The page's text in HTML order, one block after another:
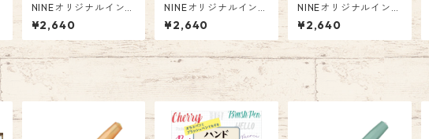
NINEオリジナルイン
ク 品番:NI-035 今
宵、月が見えずとも F
ountain Pen Ink 26
40円（税込）
¥2,640
NINEオリジナルイン
ク 品番:NI-039 青
と夏 Fountain Pen In
k
¥2,640
NINEオリジナルイン
ク 品番:NI-037 オ
リーブの午后 Fountai
n Pen Ink
¥2,640